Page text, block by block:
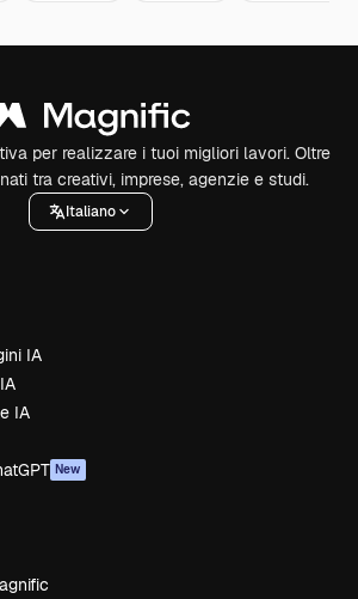
per realizzare i tuoi migliori lavori. Oltre
tra creativi, imprese, agenzie e studi.
Italiano
IA
IA
New